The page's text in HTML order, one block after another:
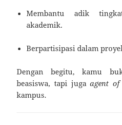
Membantu adik
akademik.
Berpartisipasi dalam
Dengan begitu, kamu
beasiswa, tapi jugaagent of
kampus.